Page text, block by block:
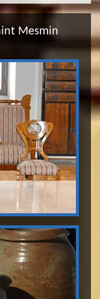
Mesmin